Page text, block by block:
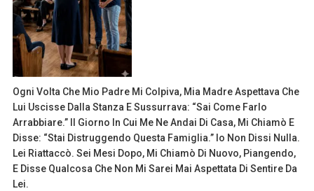
Ogni Volta Che Mio Padre Mi Colpiva, Mia Madre Aspettava Che
Lui Uscisse Dalla Stanza E Sussurrava: “Sai Come Farlo
Arrabbiare.” Il Giorno In Cui Me Ne Andai Di Casa, Mi Chiamò E
Disse: “Stai Distruggendo Questa Famiglia.” Io Non Dissi Nulla.
Lei Riattaccò. Sei Mesi Dopo, Mi Chiamò Di Nuovo, Piangendo,
E Disse Qualcosa Che Non Mi Sarei Mai Aspettata Di Sentire Da
Lei.